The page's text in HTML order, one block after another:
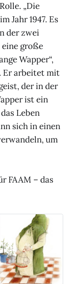
„Die
Jahr 1947. Es
der zwei
große
Wapper“,
Er arbeitet mit
der in der
ist ein
Leben
sich in einen
um
FAAM – das